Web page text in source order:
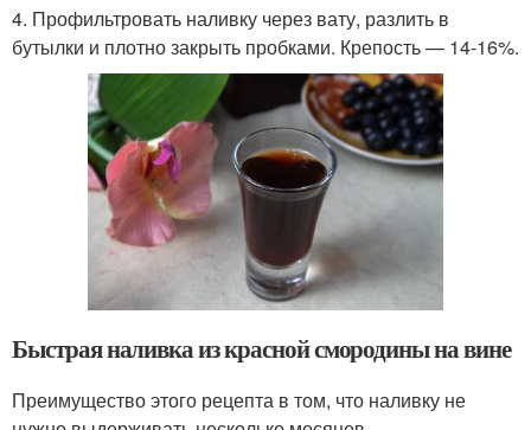
4. Профильтровать наливку через вату, разлить в
бутылки и плотно закрыть пробками. Крепость — 14-16%.
Быстрая наливка из красной смородины на вине
Преимущество этого рецепта в том, что наливку не